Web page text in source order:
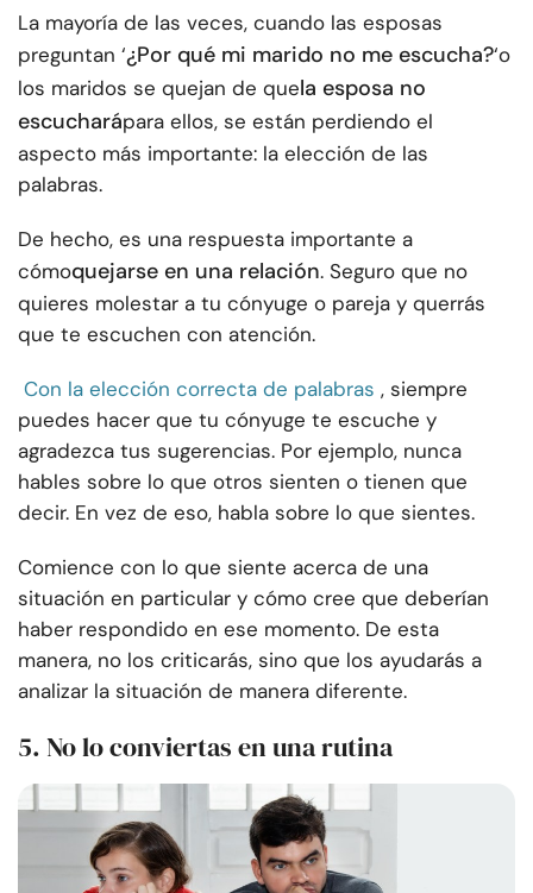
La mayoría de las veces, cuando las esposas
preguntan ‘¿Por qué mi marido no me escucha?‘o
los maridos se quejan de quela esposa no
escucharápara ellos, se están perdiendo el
aspecto más importante: la elección de las
palabras.
De hecho, es una respuesta importante a
cómoquejarse en una relación. Seguro que no
quieres molestar a tu cónyuge o pareja y querrás
que te escuchen con atención.
Con la elección correcta de palabras , siempre
puedes hacer que tu cónyuge te escuche y
agradezca tus sugerencias. Por ejemplo, nunca
hables sobre lo que otros sienten o tienen que
decir. En vez de eso, habla sobre lo que sientes.
Comience con lo que siente acerca de una
situación en particular y cómo cree que deberían
haber respondido en ese momento. De esta
manera, no los criticarás, sino que los ayudarás a
analizar la situación de manera diferente.
5. No lo conviertas en una rutina